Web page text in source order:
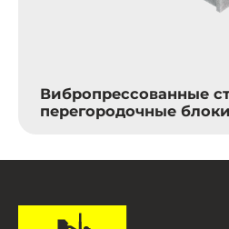
Вибропрессованные
перегородочные блоки